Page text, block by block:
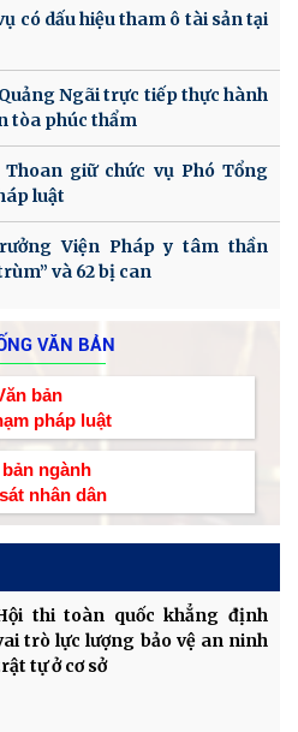
có dấu hiệu tham ô tài sản tại
Ngãi trực tiếp thực hành
tòa phúc thẩm
giữ chức vụ Phó Tổng
luật
Viện Pháp y tâm thần
và 62 bị can
VĂN BẢN
bản
pháp luật
ngành
nhân dân
thi toàn quốc khẳng định
trò lực lượng bảo vệ an ninh
tự ở cơ sở